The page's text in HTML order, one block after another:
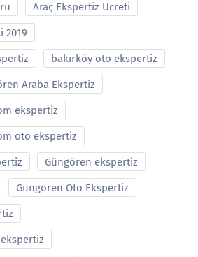
Araç Ekspertiz Ucreti
2019
bakırköy oto ekspertiz
Araba Ekspertiz
ekspertiz
oto ekspertiz
Güngören ekspertiz
Güngören Oto Ekspertiz